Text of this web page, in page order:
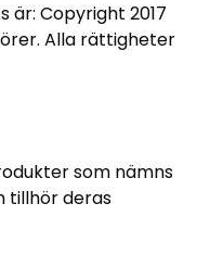
är: Copyright 2017
Alla rättigheter
som nämns
tillhör deras